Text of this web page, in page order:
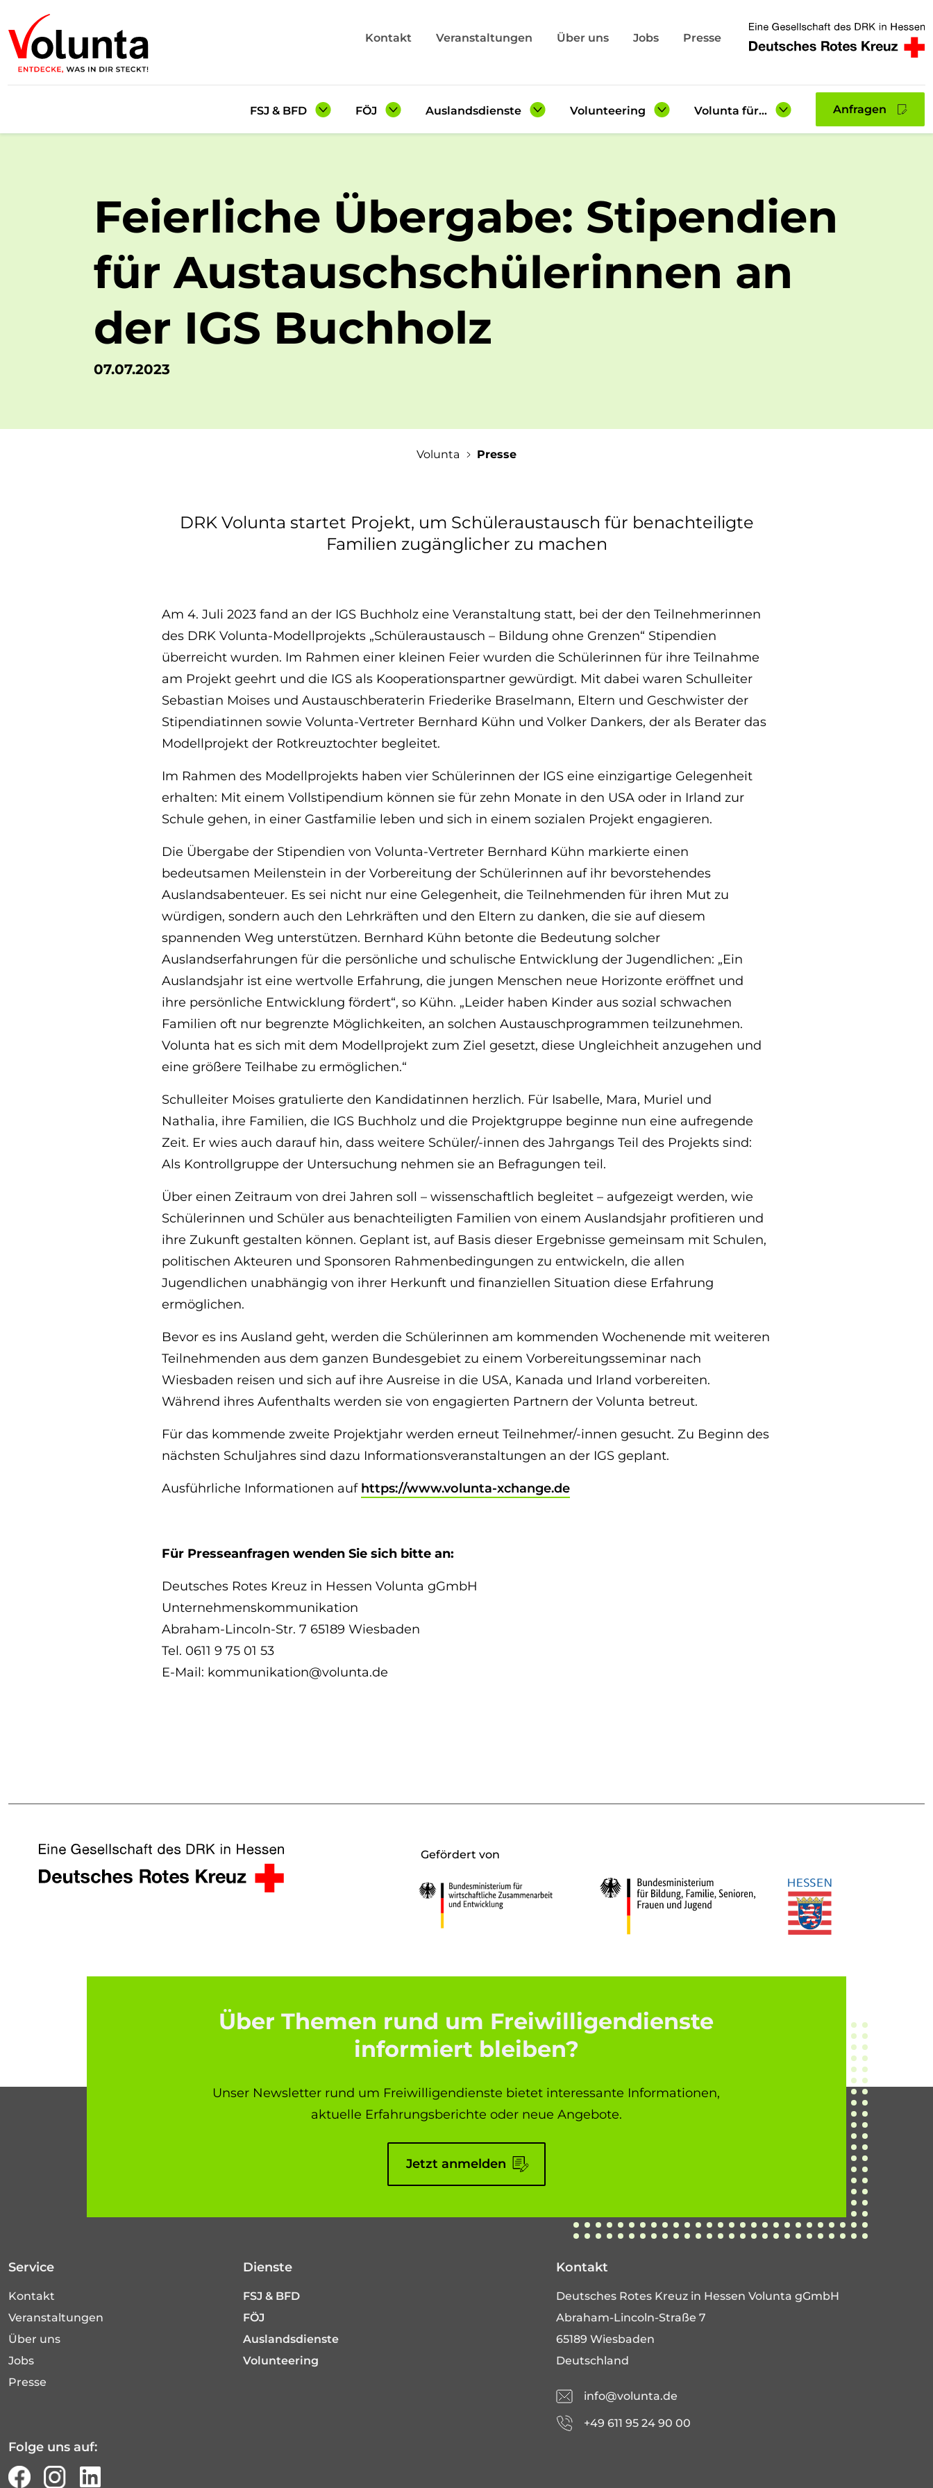
Kontakt Veranstaltungen Über uns Jobs Presse
FSJ & BFD
Erfahrungsberichte
Freiwilligen-Wiki
Seminare
FÖJ
Erfahrungsberichte
Seminare FÖJ
Auslandsdienste
Erfahrungsberichte
Volunteering
Erfahrungsberichte
Volunta für...
Einsatzstellen
Downloadbereich
Anfragen
Feierliche Übergabe: Stipendien
für Austauschschülerinnen an
der IGS Buchholz
07.07.2023
Volunta Presse
DRK Volunta startet Projekt, um Schüleraustausch für benachteiligte
Familien zugänglicher zu machen
Am 4. Juli 2023 fand an der IGS Buchholz eine Veranstaltung statt, bei der den Teilnehmerinnen
des DRK Volunta-Modellprojekts „Schüleraustausch – Bildung ohne Grenzen“ Stipendien
überreicht wurden. Im Rahmen einer kleinen Feier wurden die Schülerinnen für ihre Teilnahme
am Projekt geehrt und die IGS als Kooperationspartner gewürdigt. Mit dabei waren Schulleiter
Sebastian Moises und Austauschberaterin Friederike Braselmann, Eltern und Geschwister der
Stipendiatinnen sowie Volunta-Vertreter Bernhard Kühn und Volker Dankers, der als Berater das
Modellprojekt der Rotkreuztochter begleitet.
Im Rahmen des Modellprojekts haben vier Schülerinnen der IGS eine einzigartige Gelegenheit
erhalten: Mit einem Vollstipendium können sie für zehn Monate in den USA oder in Irland zur
Schule gehen, in einer Gastfamilie leben und sich in einem sozialen Projekt engagieren.
Die Übergabe der Stipendien von Volunta-Vertreter Bernhard Kühn markierte einen
bedeutsamen Meilenstein in der Vorbereitung der Schülerinnen auf ihr bevorstehendes
Auslandsabenteuer. Es sei nicht nur eine Gelegenheit, die Teilnehmenden für ihren Mut zu
würdigen, sondern auch den Lehrkräften und den Eltern zu danken, die sie auf diesem
spannenden Weg unterstützen. Bernhard Kühn betonte die Bedeutung solcher
Auslandserfahrungen für die persönliche und schulische Entwicklung der Jugendlichen: „Ein
Auslandsjahr ist eine wertvolle Erfahrung, die jungen Menschen neue Horizonte eröffnet und
ihre persönliche Entwicklung fördert“, so Kühn. „Leider haben Kinder aus sozial schwachen
Familien oft nur begrenzte Möglichkeiten, an solchen Austauschprogrammen teilzunehmen.
Volunta hat es sich mit dem Modellprojekt zum Ziel gesetzt, diese Ungleichheit anzugehen und
eine größere Teilhabe zu ermöglichen.“
Schulleiter Moises gratulierte den Kandidatinnen herzlich. Für Isabelle, Mara, Muriel und
Nathalia, ihre Familien, die IGS Buchholz und die Projektgruppe beginne nun eine aufregende
Zeit. Er wies auch darauf hin, dass weitere Schüler/-innen des Jahrgangs Teil des Projekts sind:
Als Kontrollgruppe der Untersuchung nehmen sie an Befragungen teil.
Über einen Zeitraum von drei Jahren soll – wissenschaftlich begleitet – aufgezeigt werden, wie
Schülerinnen und Schüler aus benachteiligten Familien von einem Auslandsjahr profitieren und
ihre Zukunft gestalten können. Geplant ist, auf Basis dieser Ergebnisse gemeinsam mit Schulen,
politischen Akteuren und Sponsoren Rahmenbedingungen zu entwickeln, die allen
Jugendlichen unabhängig von ihrer Herkunft und finanziellen Situation diese Erfahrung
ermöglichen.
Bevor es ins Ausland geht, werden die Schülerinnen am kommenden Wochenende mit weiteren
Teilnehmenden aus dem ganzen Bundesgebiet zu einem Vorbereitungsseminar nach
Wiesbaden reisen und sich auf ihre Ausreise in die USA, Kanada und Irland vorbereiten.
Während ihres Aufenthalts werden sie von engagierten Partnern der Volunta betreut.
Für das kommende zweite Projektjahr werden erneut Teilnehmer/-innen gesucht. Zu Beginn des
nächsten Schuljahres sind dazu Informationsveranstaltungen an der IGS geplant.
Ausführliche Informationen auf https://www.volunta-xchange.de
Für Presseanfragen wenden Sie sich bitte an:
Deutsches Rotes Kreuz in Hessen Volunta gGmbH
Unternehmenskommunikation
Abraham-Lincoln-Str. 7 65189 Wiesbaden
Tel. 0611 9 75 01 53
E-Mail: kommunikation@volunta.de
Gefördert von
Über Themen rund um Freiwilligendienste
informiert bleiben?
Unser Newsletter rund um Freiwilligendienste bietet interessante Informationen,
aktuelle Erfahrungsberichte oder neue Angebote.
Jetzt anmelden
Service
Kontakt
Veranstaltungen
Über uns
Jobs
Presse
Dienste
FSJ & BFD
FÖJ
Auslandsdienste
Volunteering
Kontakt
Deutsches Rotes Kreuz in Hessen Volunta gGmbH
Abraham-Lincoln-Straße 7
65189 Wiesbaden
Deutschland
info@volunta.de
+49 611 95 24 90 00
Folge uns auf: